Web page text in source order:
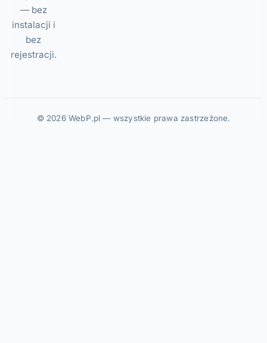
— bez
instalacji i
bez
rejestracji.
© 2026 WebP.pl — wszystkie prawa zastrzeżone.